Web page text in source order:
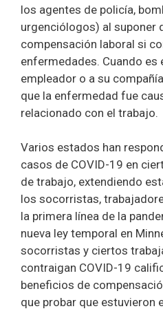
los agentes de policía,
urgenciólogos) al suponer
compensación laboral si
enfermedades. Cuando es
empleador o a su
que la enfermedad fue
relacionado con el trabajo.
Varios estados han
casos de COVID-19 en
de trabajo, extendiendo
los socorristas,
la primera línea de la
nueva ley temporal en
socorristas y ciertos
contraigan COVID-19
beneficios de
que probar que estuvieron